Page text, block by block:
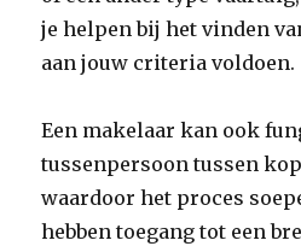
je helpen bij het vinden
aan jouw criteria voldoen.
Een makelaar kan ook
tussenpersoon tussen
waardoor het proces
hebben toegang tot een